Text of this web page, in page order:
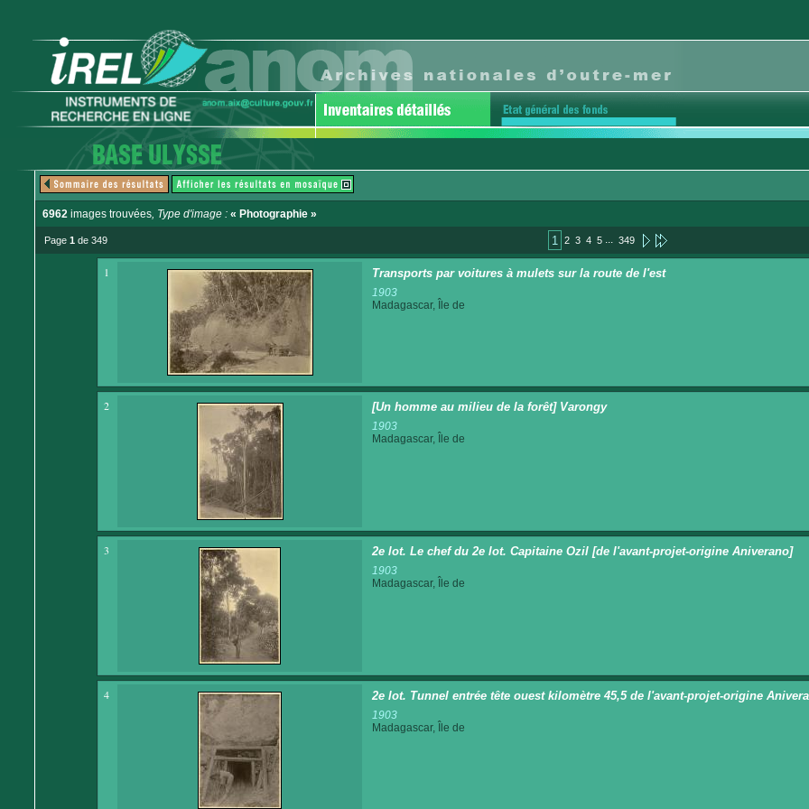
6962 images trouvées, Type d'image : « Photographie »
Page 1 de 349 1 2 3 4 5 ... 349
1 Transports par voitures à mulets sur la route de l'est
1903
Madagascar, Île de
2 [Un homme au milieu de la forêt] Varongy
1903
Madagascar, Île de
3 2e lot. Le chef du 2e lot. Capitaine Ozil [de l'avant-projet-origine Aniverano]
1903
Madagascar, Île de
4 2e lot. Tunnel entrée tête ouest kilomètre 45,5 de l'avant-projet-origine
1903
Madagascar, Île de